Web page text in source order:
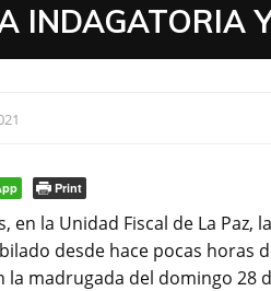
INDAGATORIA
Print
en la Unidad Fiscal de La
desde hace pocas
la madrugada del domingo 28